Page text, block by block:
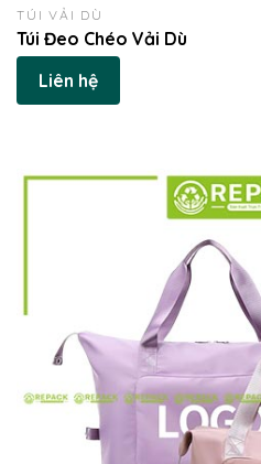
TÚI VẢI DÙ
Túi Đeo Chéo Vải Dù
Liên hệ